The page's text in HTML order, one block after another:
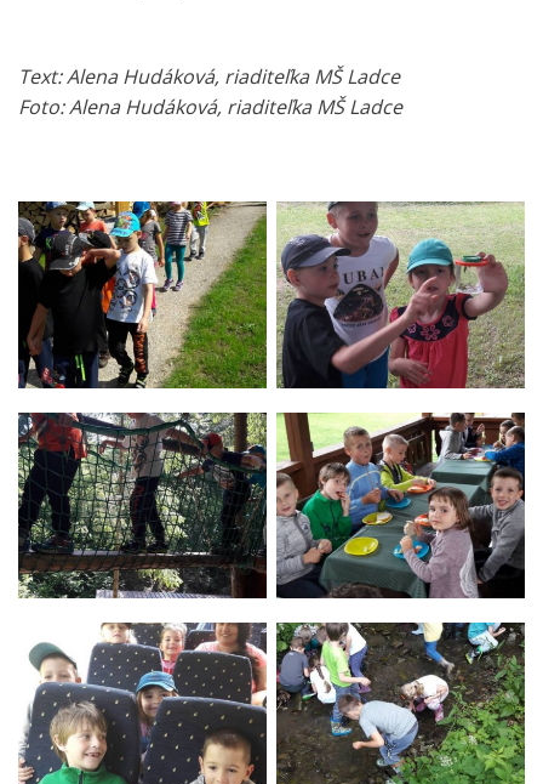
Text: Alena Hudáková, riaditeľka MŠ Ladce
Foto: Alena Hudáková, riaditeľka MŠ Ladce